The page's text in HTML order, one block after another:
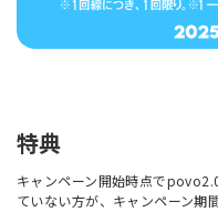
特典
キャンペーン開始時点で
ていない方が、キャンペーン